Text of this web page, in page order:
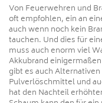
Von Feuerwehren und
oft empfohlen, ein an
auch wenn noch kein
tauchen. Und dies für
muss auch enorm viel
Akkubrand
gibt es auch
Pulverlöschmittel und
hat den Nachteil